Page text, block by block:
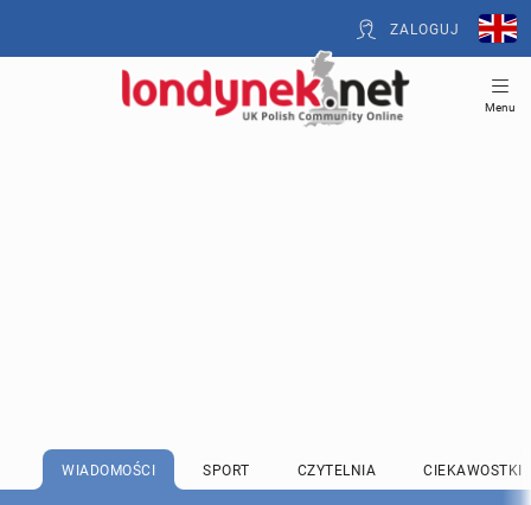
ZALOGUJ
Menu
WIADOMOŚCI SPORT CZYTELNIA CIEKAWOSTKI